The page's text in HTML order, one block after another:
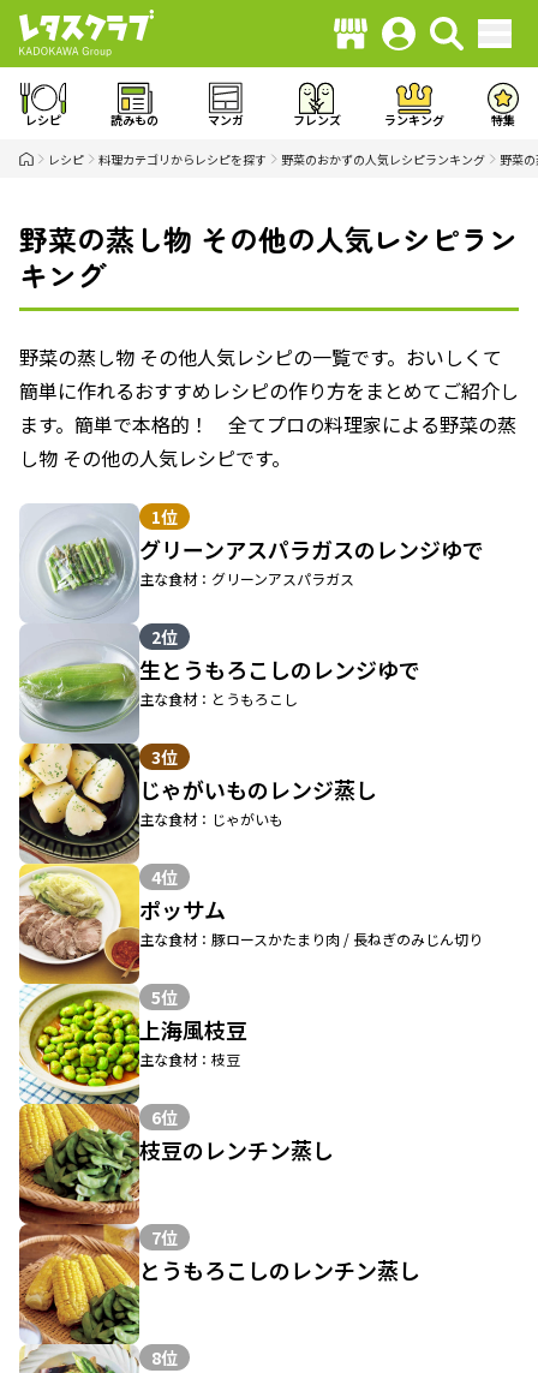
レシピ 読みもの マンガ フレンズ ランキング 特集
レシピ 料理カテゴリからレシピを探す 野菜のおかずの人気レシピランキング 野菜
野菜の蒸し物 その他の人気レシピラン
キング
野菜の蒸し物 その他人気レシピの一覧です。おいしくて
簡単に作れるおすすめレシピの作り方をまとめてご紹介し
ます。簡単で本格的！ 全てプロの料理家による野菜の蒸
し物 その他の人気レシピです。
1位
グリーンアスパラガスのレンジゆで
主な食材：グリーンアスパラガス
2位
生とうもろこしのレンジゆで
主な食材：とうもろこし
3位
じゃがいものレンジ蒸し
主な食材：じゃがいも
4位
ポッサム
主な食材：豚ロースかたまり肉 / 長ねぎのみじん切り
5位
上海風枝豆
主な食材：枝豆
6位
枝豆のレンチン蒸し
7位
とうもろこしのレンチン蒸し
8位